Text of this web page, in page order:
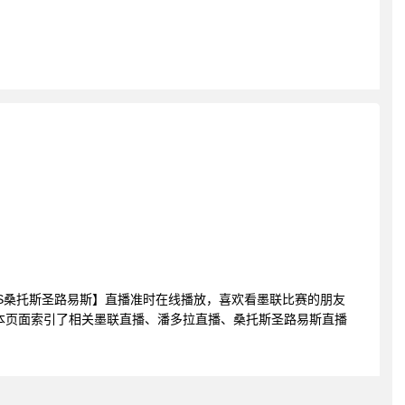
托斯圣路易斯】直播准时在线播放，喜欢看墨联比赛的朋友
面索引了相关墨联直播、潘多拉直播、桑托斯圣路易斯直播